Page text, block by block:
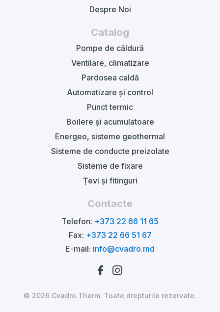
Despre Noi
Catalog
Pompe de căldură
Ventilare, climatizare
Pardosea caldă
Automatizare și control
Punct termic
Boilere și acumulatoare
Energeo, sisteme geothermal
Sisteme de conducte preizolate
Sisteme de fixare
Țevi și fitinguri
Contacte
Telefon: +373 22 66 11 65
Fax: +373 22 66 51 67
E-mail: info@cvadro.md
© 2026 Cvadro Therm. Toate drepturile rezervate.